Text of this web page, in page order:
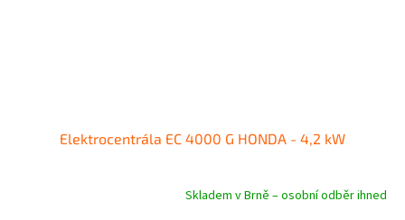
Elektrocentrála EC 4000 G HONDA - 4,2 kW
Skladem v Brně – osobní odběr ihned